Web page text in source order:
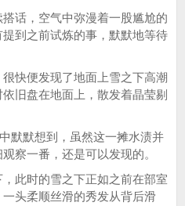
话，空气中弥漫着一股尴尬的
到之前试炼的事，默默地等待
快便发现了地面上雪之下高潮
旧盘在地面上，散发着晶莹剔
默想到，虽然这一摊水渍并
察一番，还是可以发现的。
此时的雪之下正如之前在部室
头柔顺丝滑的秀发从背后滑